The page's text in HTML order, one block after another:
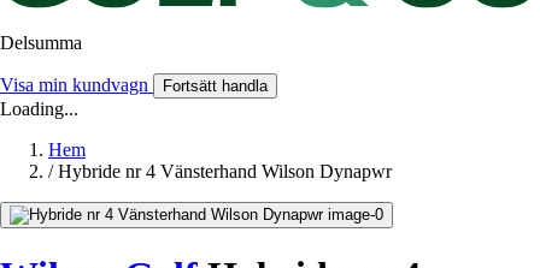
Delsumma
Visa min kundvagn Fortsätt handla
Loading...
Hem
/ Hybride nr 4 Vänsterhand Wilson Dynapwr